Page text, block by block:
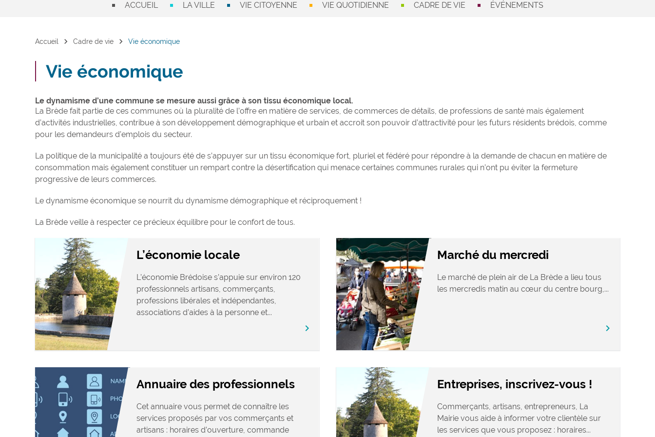
ACCUEIL LA VILLE VIE CITOYENNE VIE QUOTIDIENNE CADRE DE VIE ÉVÉNEMENTS
Accueil chevron_right Cadre de vie chevron_right Vie économique
Vie économique
Le dynamisme d’une commune se mesure aussi grâce à son tissu économique local.
La Brède fait partie de ces communes où la pluralité de l’offre en matière de services, de commerces de détails, de professions de santé mais également
d’activités industrielles, contribue à son développement démographique et urbain et accroit son pouvoir d’attractivité pour les futurs résidents brédois, comme
pour les demandeurs d’emplois du secteur.
La politique de la municipalité a toujours été de s’appuyer sur un tissu économique fort, pluriel et fédéré pour répondre à la demande de chacun en matière de
consommation mais également constituer un rempart contre la désertification qui menace certaines communes rurales qui n’ont pu éviter la fermeture
progressive de leurs commerces.
Le dynamisme économique se nourrit du dynamisme démographique et réciproquement !
La Brède veille à respecter ce précieux équilibre pour le confort de tous.
L’économie locale
L’économie Brédoise s’appuie sur environ 120
professionnels artisans, commerçants,
professions libérales et indépendantes,
associations d’aides à la personne et...
chevron_right
Marché du mercredi
Le marché de plein air de La Brède a lieu tous
les mercredis matin au cœur du centre bourg,...
chevron_right
Annuaire des professionnels
Cet annuaire vous permet de connaître les
services proposés par vos commerçants et
artisans : horaires d’ouverture, commande
Entreprises, inscrivez-vous !
Commerçants, artisans, entrepreneurs, La
Mairie vous aide à informer votre clientèle sur
les services que vous proposez : horaires...